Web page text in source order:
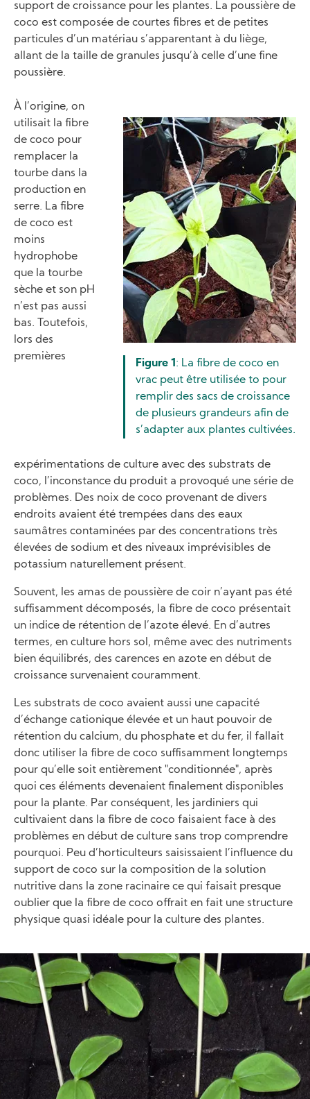
support de croissance pour les plantes. La poussière de
coco est composée de courtes fibres et de petites
particules d’un matériau s’apparentant à du liège,
allant de la taille de granules jusqu’à celle d’une fine
poussière.
Image
Figure 1 : La fibre de coco en
vrac peut être utilisée to pour
remplir des sacs de croissance
de plusieurs grandeurs afin de
s’adapter aux plantes cultivées.
À l’origine, on
utilisait la fibre
de coco pour
remplacer la
tourbe dans la
production en
serre. La fibre
de coco est
moins
hydrophobe
que la tourbe
sèche et son pH
n’est pas aussi
bas. Toutefois,
lors des
premières
expérimentations de culture avec des substrats de
coco, l’inconstance du produit a provoqué une série de
problèmes. Des noix de coco provenant de divers
endroits avaient été trempées dans des eaux
saumâtres contaminées par des concentrations très
élevées de sodium et des niveaux imprévisibles de
potassium naturellement présent.
Souvent, les amas de poussière de coir n’ayant pas été
suffisamment décomposés, la fibre de coco présentait
un indice de rétention de l’azote élevé. En d’autres
termes, en culture hors sol, même avec des nutriments
bien équilibrés, des carences en azote en début de
croissance survenaient couramment.
Les substrats de coco avaient aussi une capacité
d’échange cationique élevée et un haut pouvoir de
rétention du calcium, du phosphate et du fer, il fallait
donc utiliser la fibre de coco suffisamment longtemps
pour qu’elle soit entièrement "conditionnée", après
quoi ces éléments devenaient finalement disponibles
pour la plante. Par conséquent, les jardiniers qui
cultivaient dans la fibre de coco faisaient face à des
problèmes en début de culture sans trop comprendre
pourquoi. Peu d’horticulteurs saisissaient l’influence du
support de coco sur la composition de la solution
nutritive dans la zone racinaire ce qui faisait presque
oublier que la fibre de coco offrait en fait une structure
physique quasi idéale pour la culture des plantes.
Image